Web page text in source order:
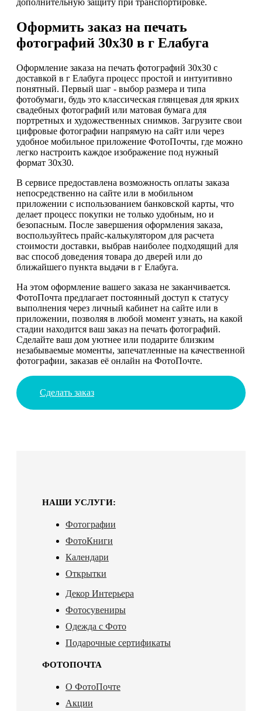
дополнительную защиту при транспортировке.
Оформить заказ на печать
фотографий 30х30 в г Елабуга
Оформление заказа на печать фотографий 30х30 с
доставкой в г Елабуга процесс простой и интуитивно
понятный. Первый шаг - выбор размера и типа
фотобумаги, будь это классическая глянцевая для ярких
свадебных фотографий или матовая бумага для
портретных и художественных снимков. Загрузите свои
цифровые фотографии напрямую на сайт или через
удобное мобильное приложение ФотоПочты, где можно
легко настроить каждое изображение под нужный
формат 30х30.
В сервисе предоставлена возможность оплаты заказа
непосредственно на сайте или в мобильном
приложении с использованием банковской карты, что
делает процесс покупки не только удобным, но и
безопасным. После завершения оформления заказа,
воспользуйтесь прайс-калькулятором для расчета
стоимости доставки, выбрав наиболее подходящий для
вас способ доведения товара до дверей или до
ближайшего пункта выдачи в г Елабуга.
На этом оформление вашего заказа не заканчивается.
ФотоПочта предлагает постоянный доступ к статусу
выполнения через личный кабинет на сайте или в
приложении, позволяя в любой момент узнать, на какой
стадии находится ваш заказ на печать фотографий.
Сделайте ваш дом уютнее или подарите близким
незабываемые моменты, запечатленные на качественной
фотографии, заказав её онлайн на ФотоПочте.
Сделать заказ
НАШИ УСЛУГИ:
Фотографии
ФотоКниги
Календари
Открытки
Декор Интерьера
Фотосувениры
Одежда с Фото
Подарочные сертификаты
ФОТОПОЧТА
О ФотоПочте
Акции